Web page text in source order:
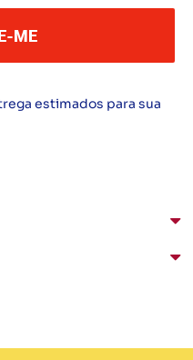
ME
estimados para sua